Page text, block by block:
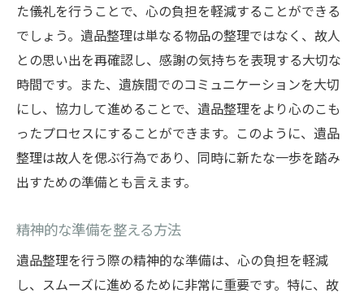
心の負担を減らすためのコミュニケーショ
ン
遺品整理を通じて新たなステージへ進むための
ヒント
未来志向で遺品整理を行うために
新しい生活への移行をスムーズにする方法
故人への思いを形に残すアイデア
心の整理を手助けするアプローチ
新たな目標設定とその実現方法
思い出を大切にした遺品整理の進め方を解説
た儀礼を行うことで、心の負担を軽減することができる
でしょう。遺品整理は単なる物品の整理ではなく、故人
との思い出を再確認し、感謝の気持ちを表現する大切な
時間です。また、遺族間でのコミュニケーションを大切
にし、協力して進めることで、遺品整理をより心のこも
ったプロセスにすることができます。このように、遺品
整理は故人を偲ぶ行為であり、同時に新たな一歩を踏み
出すための準備とも言えます。
精神的な準備を整える方法
遺品整理を行う際の精神的な準備は、心の負担を軽減
し、スムーズに進めるために非常に重要です。特に、故